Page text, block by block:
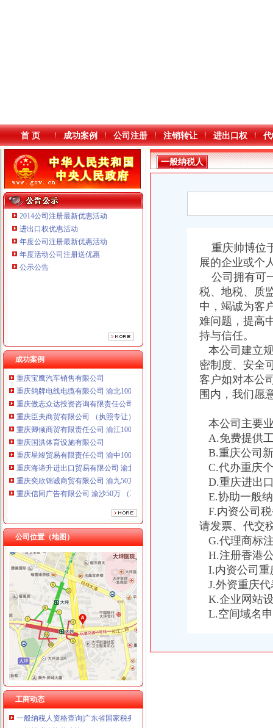
本站导航
首 页 成功案例 公司注册 注销转让 进出口权
2014公司注册最新优惠活动
进出口权优惠活动
年度公司注册最新优惠活动
年度活动公司注册送优惠
公示公告
成功案例
重庆鸽牌电线电缆有限公司 渝北10010万 (进出口权)
重庆傲志众达投资咨询有限责任公司 渝九1000万 （增资）
重庆臣夫商贸有限公司 （执照专让）
重庆卿倾商贸有限责任公司 渝江100万 （工商注册）
重庆国洪体育设施有限公司
重庆星竣贸易有限责任公司 渝中100万 （进出口权）
重庆海谛升进出口贸易有限公司 渝北100万 （进出口权）
重庆奕欣锦诚商贸有限公司 渝九50万 （工商注册）
重庆信同广告有限公司 渝沙50万 （工商注册）
重庆三虹房地产营销策划有限公司
重庆鸽牌电线电缆有限公司 渝北10010万 (进出口权)
重庆傲志众达投资咨询有限责任公司 渝九1000万 （增资）
重庆臣夫商贸有限公司 （执照专让）
重庆卿倾商贸有限责任公司 渝江100万 （工商注册）
重庆国洪体育设施有限公司
重庆星竣贸易有限责任公司 渝中100万 （进出口权）
重庆海谛升进出口贸易有限公司 渝北100万 （进出口权）
重庆奕欣锦诚商贸有限公司 渝九50万 （工商注册）
重庆信同广告有限公司 渝沙50万 （工商注册）
重庆三虹房地产营销策划有限公司
重庆宝鹰汽车销售有限公司
公司位置（地图）
工商动态
一般纳税人资格证
一般纳税人资格认定的基本规则-税务师-高顿部落
一般纳税人资格查询
一般纳税人资格证书-搜百科
山东国税门户网站一般纳税人资格查询
三证合一后,一般纳税人资格登记还提供税务登记证吗_中华会计网校_
一般纳税人资格证
一般纳税人资格证书-搜百科
增值税一般纳税人资格登记
一般纳税人资格登记
一般纳税人资格查询|广东省国家税务局（新版）
一般纳税人资格查询
一般纳税人
资格证
重庆帅博位
展的企业或个
公司拥有可
税、地税、质
中，竭诚为客
难问题，提高
持与信任。
本公司建立
密制度、安全
客户如对本公
围内，我们愿
本公司主要
A.免费提供
B.重庆公司
C.代办重庆
D.重庆进出
E.协助一般
F.内资公司
请发票、代交
G.代理商标
H.注册香港
I.内资公司重
J.外资重庆代
K.企业网站
L.空间域名